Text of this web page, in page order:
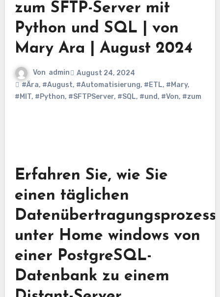
zum SFTP-Server mit
Python und SQL | von
Mary Ara | August 2024
Von admin
August 24, 2024
#Ära, #August, #Automatisierung, #ETL, #Mary,
#MIT, #Python, #SFTPServer, #SQL, #und, #Von, #zum
Erfahren Sie, wie Sie
einen täglichen
Datenübertragungsprozess
unter Home windows von
einer PostgreSQL-
Datenbank zu einem